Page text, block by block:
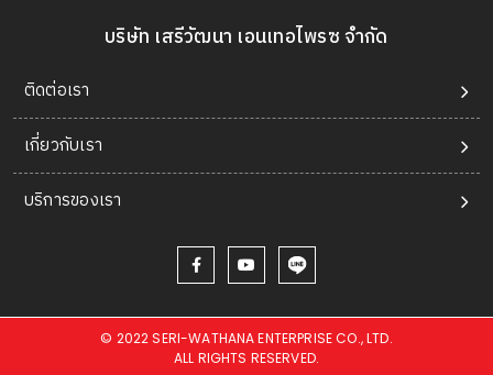
บริษัท เสรีวัฒนา เอนเทอไพรซ จำกัด
ติดต่อเรา
เกี่ยวกับเรา
บริการของเรา
© 2022 SERI-WATHANA ENTERPRISE CO., LTD.
ALL RIGHTS RESERVED.